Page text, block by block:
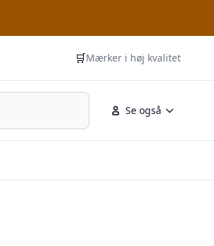
🛒Mærker i høj kvalitet
Se også